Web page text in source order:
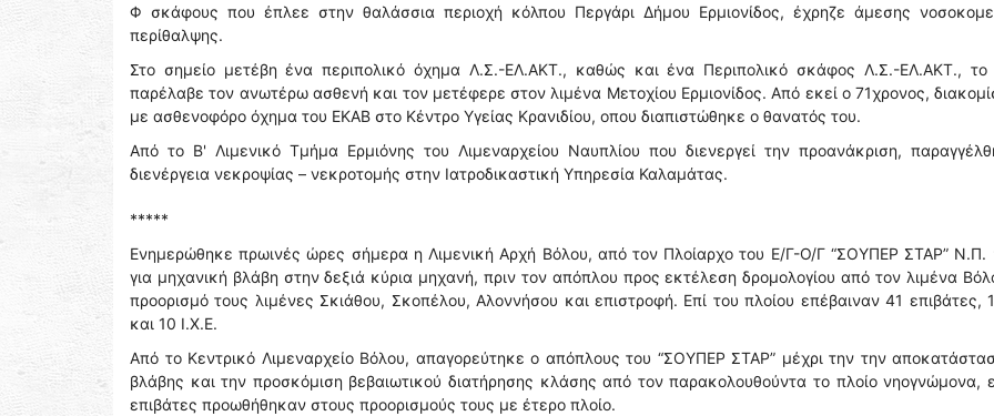
Φ σκάφους που έπλεε στην θαλάσσια περιοχή κόλπου Περγάρι Δήμου Ερμιονίδος, έχρηζε άμεσης
περίθαλψης.
Στο σημείο μετέβη ένα περιπολικό όχημα Λ.Σ.-ΕΛ.ΑΚΤ., καθώς και ένα Περιπολικό σκάφος Λ.Σ.-ΕΛ.ΑΚΤ., το
παρέλαβε τον ανωτέρω ασθενή και τον μετέφερε στον λιμένα Μετοχίου Ερμιονίδος. Από εκεί ο 71χρονος,
με ασθενοφόρο όχημα του ΕΚΑΒ στο Κέντρο Υγείας Κρανιδίου, οπου διαπιστώθηκε ο θανατός του.
Από το Β' Λιμενικό Τμήμα Ερμιόνης του Λιμεναρχείου Ναυπλίου που διενεργεί την προανάκριση,
διενέργεια νεκροψίας – νεκροτομής στην Ιατροδικαστική Υπηρεσία Καλαμάτας.
*****
Ενημερώθηκε πρωινές ώρες σήμερα η Λιμενική Αρχή Βόλου, από τον Πλοίαρχο του Ε/Γ-Ο/Γ “ΣΟΥΠΕΡ ΣΤΑΡ” Ν.Π.
για μηχανική βλάβη στην δεξιά κύρια μηχανή, πριν τον απόπλου προς εκτέλεση δρομολογίου από τον λιμένα
προορισμό τους λιμένες Σκιάθου, Σκοπέλου, Αλοννήσου και επιστροφή. Επί του πλοίου επέβαιναν 41 επιβάτες,
και 10 Ι.Χ.Ε.
Από το Κεντρικό Λιμεναρχείο Βόλου, απαγορεύτηκε ο απόπλους του “ΣΟΥΠΕΡ ΣΤΑΡ” μέχρι την την
βλάβης και την προσκόμιση βεβαιωτικού διατήρησης κλάσης από τον παρακολουθούντα το πλοίο νηογνώμονα,
επιβάτες προωθήθηκαν στους προορισμούς τους με έτερο πλοίο.